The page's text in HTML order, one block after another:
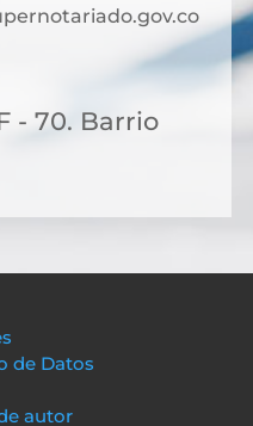
- 70. Barrio
de Datos
autor